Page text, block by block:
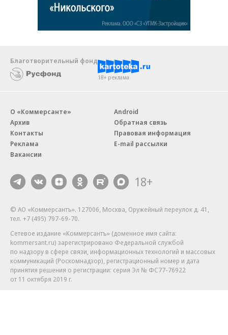
Благотворительный фонд
18+ реклама
О «Коммерсанте»
Архив
Контакты
Реклама
Вакансии
Android
Обратная связь
Правовая информация
E-mail рассылки
18+
© АО «Коммерсантъ». 127006, Москва, Оружейный переулок д. 41,
тел. +7 (495) 797-69-70.
Сетевое издание «Коммерсантъ» (доменное имя сайта:
kommersant.ru) зарегистрировано Федеральной службой
по надзору в сфере связи, информационных технологий и массовых
коммуникаций (Роскомнадзор), регистрационный номер и дата
принятия решения о регистрации: серия Эл № ФС77-76922
от 11 октября 2019 г.